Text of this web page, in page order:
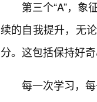
第三个“A”，
续的自我提升，无
分。这包括保持好
每一次学习，